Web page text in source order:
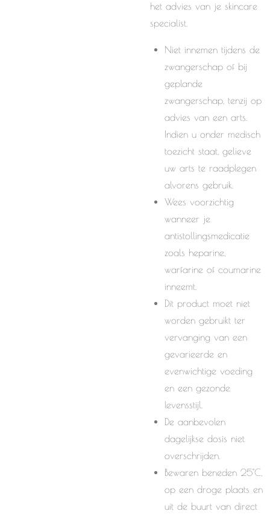
het advies van je skincare
specialist.
Niet innemen tijdens de
zwangerschap of bij
geplande
zwangerschap, tenzij op
advies van een arts.
Indien u onder medisch
toezicht staat, gelieve
uw arts te raadplegen
alvorens gebruik.
Wees voorzichtig
wanneer je
antistollingsmedicatie
zoals heparine,
warfarine of coumarine
inneemt.
Dit product moet niet
worden gebruikt ter
vervanging van een
gevarieerde en
evenwichtige voeding
en een gezonde
levensstijl.
De aanbevolen
dagelijkse dosis niet
overschrijden.
Bewaren beneden 25°C,
op een droge plaats en
uit de buurt van direct